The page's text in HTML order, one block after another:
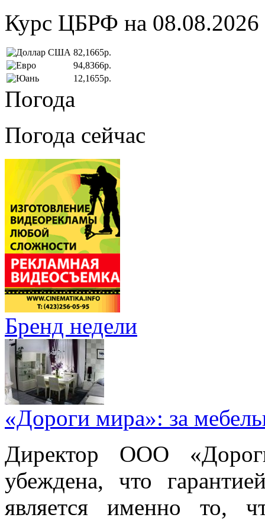
Курс ЦБРФ на 08.08.2026
82,1665р.
94,8366р.
12,1655р.
Погода
Погода сейчас
Бренд недели
«Дороги мира»: за
Директор ООО
убеждена, что
является именно то,